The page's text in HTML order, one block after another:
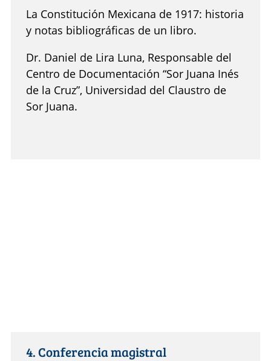
La Constitución Mexicana de 1917: historia
y notas bibliográficas de un libro.
Dr. Daniel de Lira Luna, Responsable del
Centro de Documentación “Sor Juana Inés
de la Cruz”, Universidad del Claustro de
Sor Juana.
4. Conferencia magistral